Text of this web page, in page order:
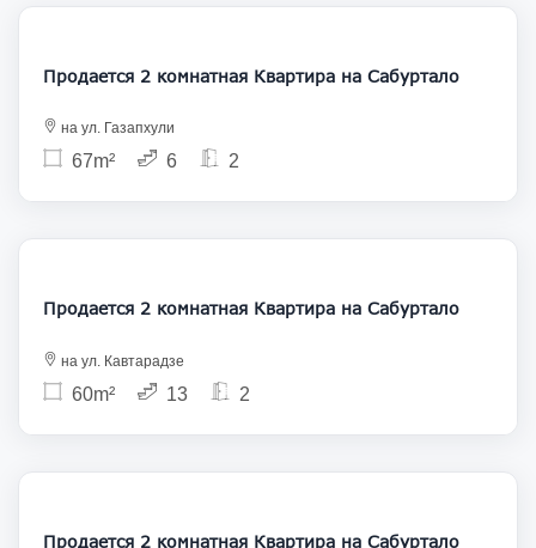
120 600
Продается 2 комнатная Квартира на Сабуртало
на ул. Газапхули
67m² 6 2
113 500
Продается 2 комнатная Квартира на Сабуртало
на ул. Кавтарадзе
60m² 13 2
128 000
Продается 2 комнатная Квартира на Сабуртало